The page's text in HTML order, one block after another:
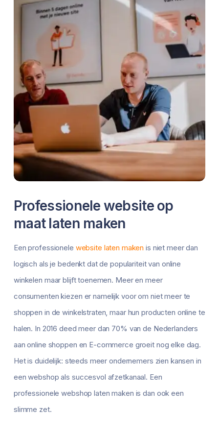
Professionele website op
maat laten maken
Een professionele website laten maken is niet meer dan
logisch als je bedenkt dat de populariteit van online
winkelen maar blijft toenemen. Meer en meer
consumenten kiezen er namelijk voor om niet meer te
shoppen in de winkelstraten, maar hun producten online te
halen. In 2016 deed meer dan 70% van de Nederlanders
aan online shoppen en E-commerce groeit nog elke dag.
Het is duidelijk: steeds meer ondernemers zien kansen in
een webshop als succesvol afzetkanaal. Een
professionele webshop laten maken is dan ook een
slimme zet.